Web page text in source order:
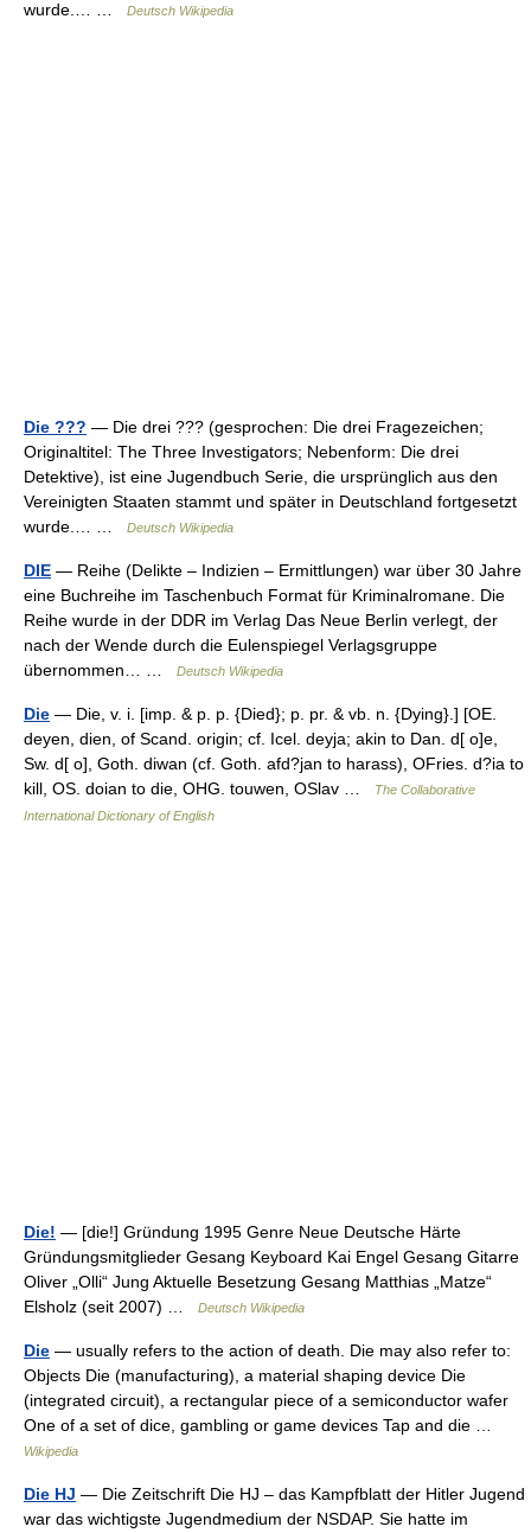
wurde.… … Deutsch Wikipedia
Die ??? — Die drei ??? (gesprochen: Die drei Fragezeichen;
Originaltitel: The Three Investigators; Nebenform: Die drei
Detektive), ist eine Jugendbuch Serie, die ursprünglich aus den
Vereinigten Staaten stammt und später in Deutschland fortgesetzt
wurde.… …
Deutsch Wikipedia
DIE — Reihe (Delikte – Indizien – Ermittlungen) war über 30 Jahre
eine Buchreihe im Taschenbuch Format für Kriminalromane. Die
Reihe wurde in der DDR im Verlag Das Neue Berlin verlegt, der
nach der Wende durch die Eulenspiegel Verlagsgruppe
übernommen… …
Deutsch Wikipedia
Die — Die, v. i. [imp. & p. p. {Died}; p. pr. & vb. n. {Dying}.] [OE.
deyen, dien, of Scand. origin; cf. Icel. deyja; akin to Dan. d[ o]e,
Sw. d[ o], Goth. diwan (cf. Goth. afd?jan to harass), OFries. d?ia to
kill, OS. doian to die, OHG. touwen, OSlav …
The Collaborative
International Dictionary of English
Die! — [die!] Gründung 1995 Genre Neue Deutsche Härte
Gründungsmitglieder Gesang Keyboard Kai Engel Gesang Gitarre
Oliver „Olli“ Jung Aktuelle Besetzung Gesang Matthias „Matze“
Elsholz (seit 2007) …
Deutsch Wikipedia
Die — usually refers to the action of death. Die may also refer to:
Objects Die (manufacturing), a material shaping device Die
(integrated circuit), a rectangular piece of a semiconductor wafer
One of a set of dice, gambling or game devices Tap and die …
Wikipedia
Die HJ — Die Zeitschrift Die HJ – das Kampfblatt der Hitler Jugend
war das wichtigste Jugendmedium der NSDAP. Sie hatte im